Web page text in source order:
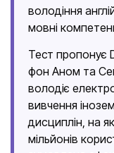
володіння
мовні
Тест пропонує
фон Аном та
володіє
вивчення
дисциплін, на
мільйонів